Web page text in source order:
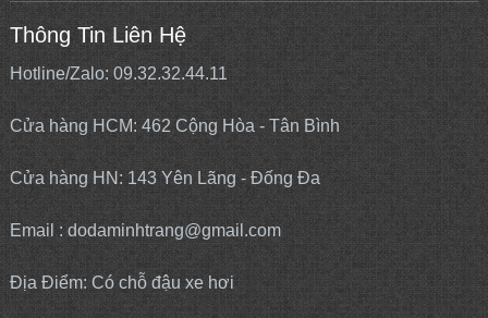
Thông Tin Liên Hệ
Hotline/Zalo: 09.32.32.44.11
Cửa hàng HCM: 462 Cộng Hòa - Tân Bình
Cửa hàng HN: 143 Yên Lãng - Đống Đa
Email : dodaminhtrang@gmail.com
Địa Điểm: Có chỗ đậu xe hơi